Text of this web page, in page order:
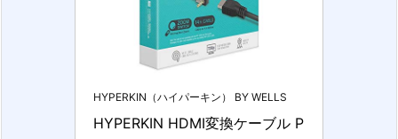
HYPERKIN（ハイパーキン） BY WELLS
HYPERKIN HDMI変換ケーブル P